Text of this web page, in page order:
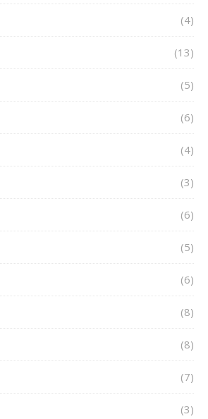
(4)
(13)
(5)
(6)
(4)
(3)
(6)
(5)
(6)
(8)
(8)
(7)
(3)